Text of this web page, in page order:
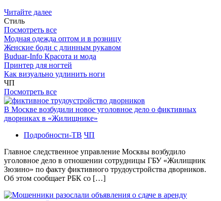
Читайте далее
Стиль
Посмотреть все
Модная одежда оптом и в розницу
Женские боди с длинным рукавом
Buduar-Info Красота и мода
Принтер для ногтей
Как визуально удлинить ноги
ЧП
Посмотреть все
В Москве возбудили новое уголовное дело о фиктивных
дворниках в «Жилищнике»
Подробности-ТВ ЧП
Главное следственное управление Москвы возбудило
уголовное дело в отношении сотрудницы ГБУ «Жилищник
Зюзино» по факту фиктивного трудоустройства дворников.
Об этом сообщает РБК со […]